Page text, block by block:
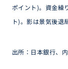
ポイント)。資金繰
ト)。影は景気後退
出所：日本銀行、